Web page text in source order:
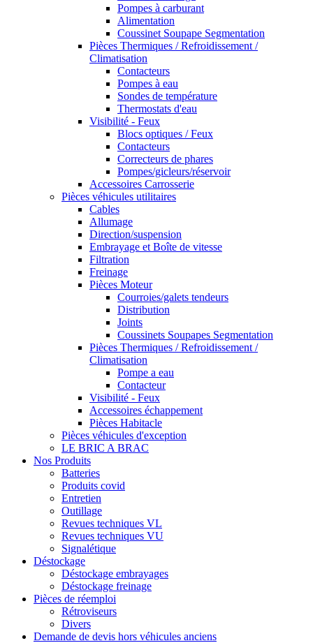
Pompes à carburant
Alimentation
Coussinet Soupape Segmentation
Pièces Thermiques / Refroidissement /
Climatisation
Contacteurs
Pompes à eau
Sondes de température
Thermostats d'eau
Visibilité - Feux
Blocs optiques / Feux
Contacteurs
Correcteurs de phares
Pompes/gicleurs/réservoir
Accessoires Carrosserie
Pièces véhicules utilitaires
Cables
Allumage
Direction/suspension
Embrayage et Boîte de vitesse
Filtration
Freinage
Pièces Moteur
Courroies/galets tendeurs
Distribution
Joints
Coussinets Soupapes Segmentation
Pièces Thermiques / Refroidissement /
Climatisation
Pompe a eau
Contacteur
Visibilité - Feux
Accessoires échappement
Pièces Habitacle
Pièces véhicules d'exception
LE BRIC A BRAC
Nos Produits
Batteries
Produits covid
Entretien
Outillage
Revues techniques VL
Revues techniques VU
Signalétique
Déstockage
Déstockage embrayages
Déstockage freinage
Pièces de réemploi
Rétroviseurs
Divers
Demande de devis hors véhicules anciens